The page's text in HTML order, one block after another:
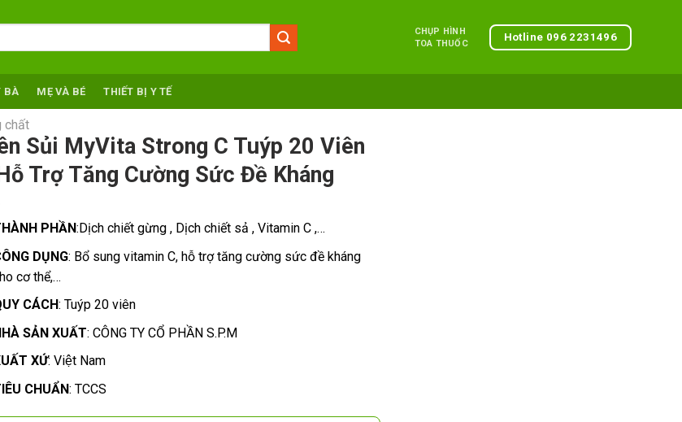
CHỤP HÌNH
TOA THUỐC
Hotline 096 2231496
BÀ MẸ VÀ BÉ THIẾT BỊ Y TẾ
chất
Sủi MyVita Strong C Tuýp 20 Viên
Trợ Tăng Cường Sức Đề Kháng
PHẦN:Dịch chiết gừng , Dịch chiết sả , Vitamin C ,…
DỤNG: Bổ sung vitamin C, hỗ trợ tăng cường sức đề kháng
cơ thể,…
CÁCH: Tuýp 20 viên
SẢN XUẤT: CÔNG TY CỔ PHẦN S.P.M
XỨ: Việt Nam
CHUẨN: TCCS